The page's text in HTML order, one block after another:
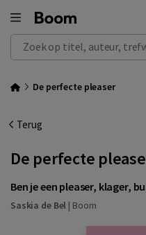
Zoek op titel, auteur,
De perfecte pleaser
Terug
De perfecte
Ben je een pleaser, klager,
Saskia de Bel | Boom